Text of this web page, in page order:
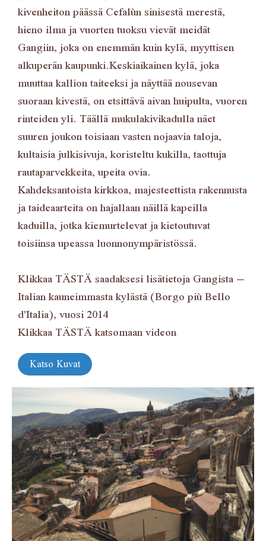
kivenheiton päässä Cefalùn sinisestä merestä,
hieno ilma ja vuorten tuoksu vievät meidät
Gangiin, joka on enemmän kuin kylä, myyttisen
alkuperän kaupunki.Keskiaikainen kylä, joka
muuttaa kallion taiteeksi ja näyttää nousevan
suoraan kivestä, on etsittävä aivan huipulta, vuoren
rinteiden yli. Täällä mukulakivikadulla näet
suuren joukon toisiaan vasten nojaavia taloja,
kultaisia ​​julkisivuja, koristeltu kukilla, taottuja
rautaparvekkeita, upeita ovia.
Kahdeksantoista kirkkoa, majesteettista rakennusta
ja taideaarteita on hajallaan näillä kapeilla
kaduilla, jotka kiemurtelevat ja kietoutuvat
toisiinsa upeassa luonnonympäristössä.
KlikkaaTÄSTÄsaadaksesi lisätietoja Gangista –
Italian kauneimmasta kylästä (Borgo più Bello
d'Italia), vuosi 2014
KlikkaaTÄSTÄkatsomaan videon
Katso Kuvat